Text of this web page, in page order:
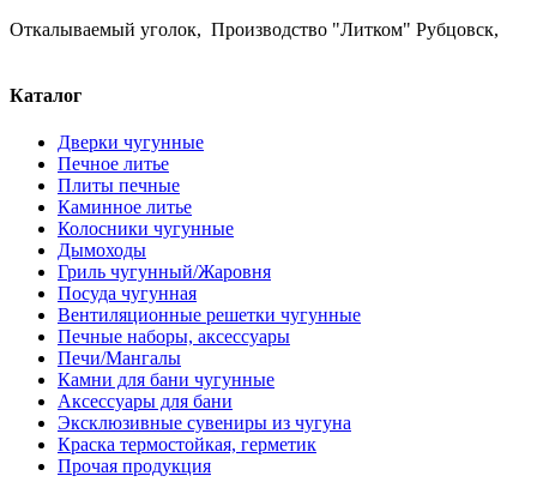
Откалываемый уголок, Производство "Литком" Рубцовск,
Каталог
Дверки чугунные
Печное литье
Плиты печные
Каминное литье
Колосники чугунные
Дымоходы
Гриль чугунный/Жаровня
Посуда чугунная
Вентиляционные решетки чугунные
Печные наборы, аксессуары
Печи/Мангалы
Камни для бани чугунные
Аксессуары для бани
Эксклюзивные сувениры из чугуна
Краска термостойкая, герметик
Прочая продукция